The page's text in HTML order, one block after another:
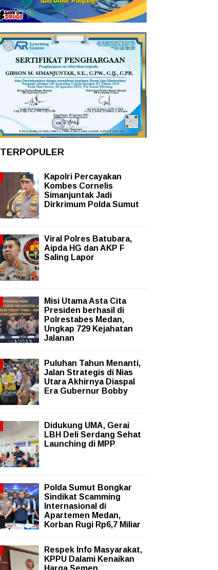
TERPOPULER
Kapolri Percayakan
Kombes Cornelis
Simanjuntak Jadi
Dirkrimum Polda Sumut
Viral Polres Batubara,
Aipda HG dan AKP F
Saling Lapor
Misi Utama Asta Cita
Presiden berhasil di
Polrestabes Medan,
Ungkap 729 Kejahatan
Jalanan
Puluhan Tahun Menanti,
Jalan Strategis di Nias
Utara Akhirnya Diaspal
Era Gubernur Bobby
Didukung UMA, Gerai
LBH Deli Serdang Sehat
Launching di MPP
Polda Sumut Bongkar
Sindikat Scamming
Internasional di
Apartemen Medan,
Korban Rugi Rp6,7 Miliar
Respek Info Masyarakat,
KPPU Dalami Kenaikan
Harga Semen